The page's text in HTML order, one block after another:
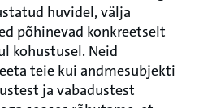
huvidel, välja
põhinevad konkreetselt
kohustusel. Neid
teie kui andmesubjekti
ja vabadustest